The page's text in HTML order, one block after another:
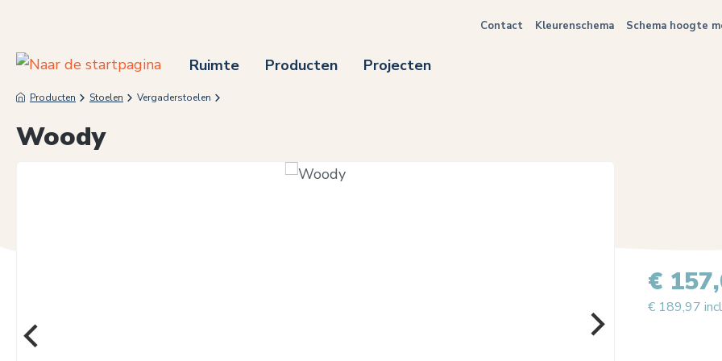
Contact Kleurenschema Schema hoogte
Ruimte Producten Projecten
Producten Stoelen Vergaderstoelen
Woody
€
€ 189,97